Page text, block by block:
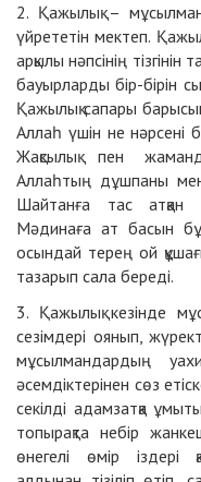
2. Қажылық –
үйрететін мектеп.
арқылы нәпсінің
бауырларды бір-бірін
Қажылық сапары
Аллаһ үшін не нәрсені
Жақсылық пен
Аллаһтың дұшпаны
Шайтанға тас атқан
Мәдинаға ат басын
осындай терең ой
тазарып сала береді.
3. Қажылық кезінде
сезімдері оянып,
мұсылмандардың
әсемдіктерінен сөз
секілді адамзатқа
топырақта небір
өнегелі өмір іздері